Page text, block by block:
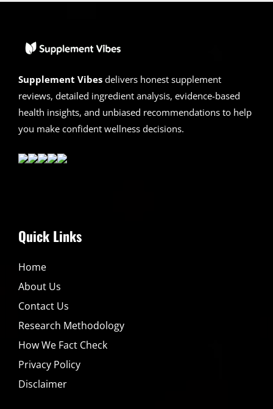
Supplement Vibes delivers honest supplement
reviews, detailed ingredient analysis, evidence-based
health insights, and unbiased recommendations to help
you make confident wellness decisions.
Quick Links
Home
About Us
Contact Us
Research Methodology
How We Fact Check
Privacy Policy
Disclaimer